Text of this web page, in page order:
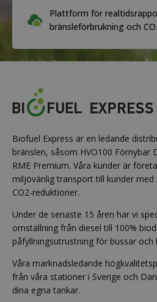
Plattform för
bränsleförbrukning och
Biofuel Express är en ledande
bränslen, såsom HVO100 Förnybar
RME Premium. Våra kunder är
miljövänlig transport till kunder
CO2-reduktioner.
Under de senaste 15 åren har vi
omställning från diesel till 100%
påfyllningsutrustning för bussar och
Våra marknadsledande
från våra stationer i Sverige och
dina egna tankar.